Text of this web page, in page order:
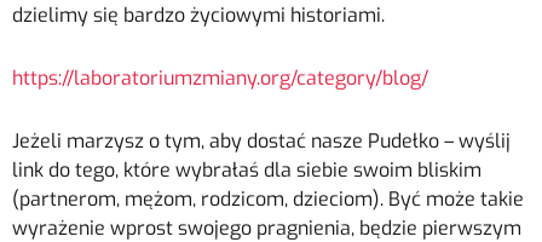
dzielimy się bardzo życiowymi historiami.
https://laboratoriumzmiany.org/category/blog/
Jeżeli marzysz o tym, aby dostać nasze Pudełko – wyślij
link do tego, które wybrałaś dla siebie swoim bliskim
(partnerom, mężom, rodzicom, dzieciom). Być może takie
wyrażenie wprost swojego pragnienia, będzie pierwszym